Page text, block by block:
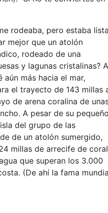
rodeaba, pero estaba
mejor que un atolón
rodeado de una
y lagunas cristalinas? A
aún más hacia el mar,
el trayecto de 143 millas
de arena coralina de
A pesar de su
del grupo de las
de un atolón sumergido,
millas de arrecife de coral
que superan los 3.000
(De ahí la fama